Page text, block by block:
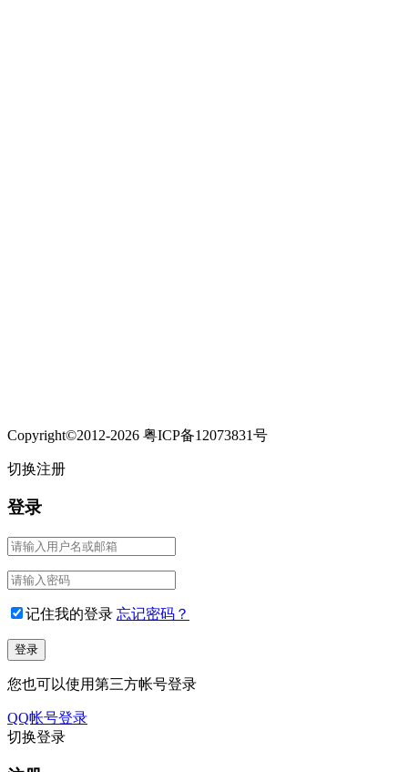
Copyright©2012-2026 粤ICP备12073831号
切换注册
登录
记住我的登录 忘记密码？
您也可以使用第三方帐号登录
QQ帐号登录
切换登录